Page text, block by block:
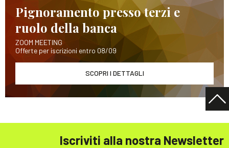
Pignoramento presso terzi e
ruolo della banca
ZOOM MEETING
Offerte per iscrizioni entro 08/09
SCOPRI I DETTAGLI
Iscriviti alla nostra Newsletter